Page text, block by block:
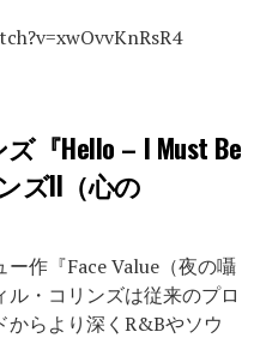
『Hello – I Must Be
ズII（心の
作『Face Value（夜の囁
・コリンズは従来のプロ
からより深くR&Bやソウ